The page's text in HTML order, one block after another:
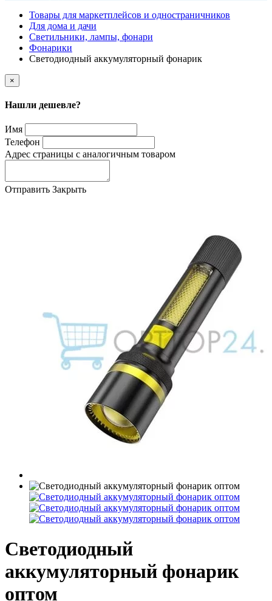
Товары для маркетплейсов и одностраничников
Для дома и дачи
Светильники, лампы, фонари
Фонарики
Светодиодный аккумуляторный фонарик
×
Нашли дешевле?
Имя
Телефон
Адрес страницы с аналогичным товаром
Отправить Закрыть
Светодиодный
аккумуляторный фонарик
оптом